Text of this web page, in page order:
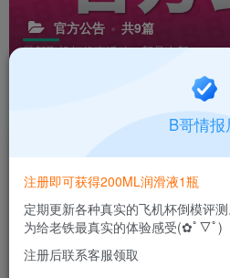
官方公告 共9篇
最新飞机杯优惠活动、新品上新
评论
B哥情报
注册即可获得200ML润滑液1瓶
定期更新各种真实的飞机杯倒模评
为给老铁最真实的体验感受(✿ﾟ▽ﾟ)
注册后联系客服领取